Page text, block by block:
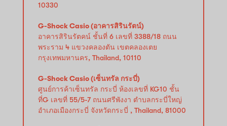
10330
G-Shock Casio (อาคารสิรินรัตน์)
อาคารสิรินรัตคน์ ชั้นที่ 6 เลขที่ 3388/18 ถนน
พระราม 4 แขวงคลองตัน เขตคลองเตย
กรุงเทพมหานคร, Thailand, 10110
G-Shock Casio (เซ็นทรัล กระบี่)
ศูนย์การค้าเซ็นทรัล กระบี่ ห้องเลขที่ KG10 ชั้น
ที่G เลขที่ 55/5-7 ถนนศรีพังงา ตำบลกระบี่ใหญ่
อำเภอเมืองกระบี่ จังหวัดกระบี่ , Thailand, 81000